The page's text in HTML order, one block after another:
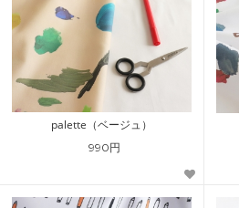
palette（ベージュ）
990円